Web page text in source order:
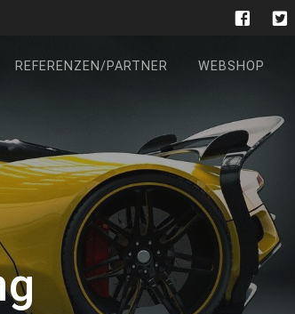
REFERENZEN/PARTNER WEBSHOP